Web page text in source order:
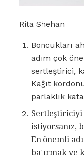
Rita Shehan
Boncukları
adım çok
sertleştirici,
Kağıt
parlaklık
Sertleştiriciyi
istiyorsanız,
En önemli
batırmak ve